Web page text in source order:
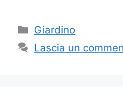
Categorie
Giardino
Lascia un